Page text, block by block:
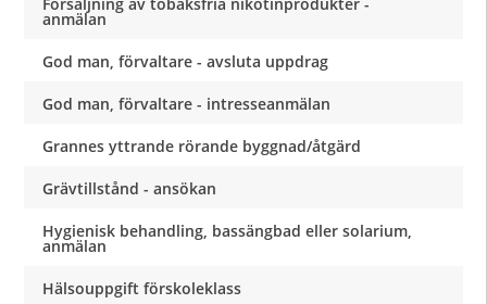
anmälan
God man, förvaltare - avsluta uppdrag
God man, förvaltare - intresseanmälan
Grannes yttrande rörande byggnad/åtgärd
Grävtillstånd - ansökan
Hygienisk behandling, bassängbad eller solarium,
anmälan
Hälsouppgift förskoleklass